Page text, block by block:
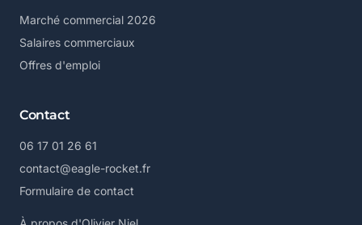
Marché commercial 2026
Salaires commerciaux
Offres d'emploi
Contact
06 17 01 26 61
contact@eagle-rocket.fr
Formulaire de contact